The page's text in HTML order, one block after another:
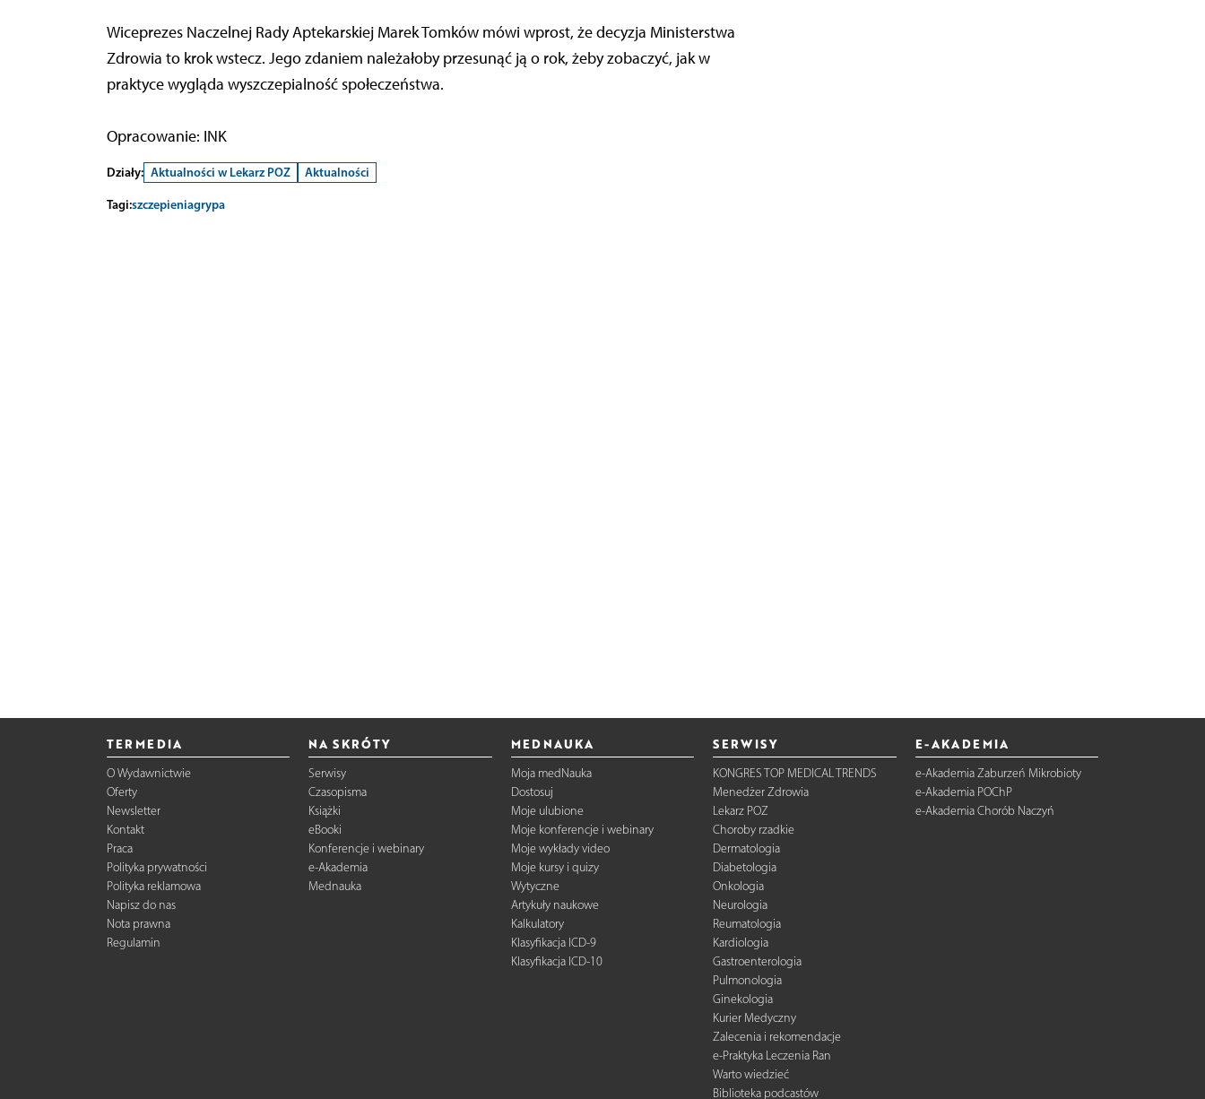
Wiceprezes Naczelnej Rady Aptekarskiej Marek Tomków mówi wprost, że decyzja Ministerstwa
Zdrowia to krok wstecz. Jego zdaniem należałoby przesunąć ją o rok, żeby zobaczyć, jak w
praktyce wygląda wyszczepialność społeczeństwa.
Opracowanie: INK
Działy: Aktualności w Lekarz POZ
Aktualności
Tagi:szczepieniagrypa
TERMEDIA
O Wydawnictwie
Oferty
Newsletter
Kontakt
Praca
Polityka prywatności
Polityka reklamowa
Napisz do nas
Nota prawna
Regulamin
NA SKRÓTY
Serwisy
Czasopisma
Książki
eBooki
Konferencje i webinary
e-Akademia
Mednauka
MEDNAUKA
Moja medNauka
Dostosuj
Moje ulubione
Moje konferencje i webinary
Moje wykłady video
Moje kursy i quizy
Wytyczne
Artykuły naukowe
Kalkulatory
Klasyfikacja ICD-9
Klasyfikacja ICD-10
SERWISY
KONGRES TOP MEDICAL TRENDS
Menedżer Zdrowia
Lekarz POZ
Choroby rzadkie
Dermatologia
Diabetologia
Onkologia
Neurologia
Reumatologia
Kardiologia
Gastroenterologia
Pulmonologia
Ginekologia
Kurier Medyczny
Zalecenia i rekomendacje
e-Praktyka Leczenia Ran
Warto wiedzieć
Biblioteka podcastów
E-AKADEMIA
e-Akademia Zaburzeń Mikrobioty
e-Akademia POChP
e-Akademia Chorób Naczyń